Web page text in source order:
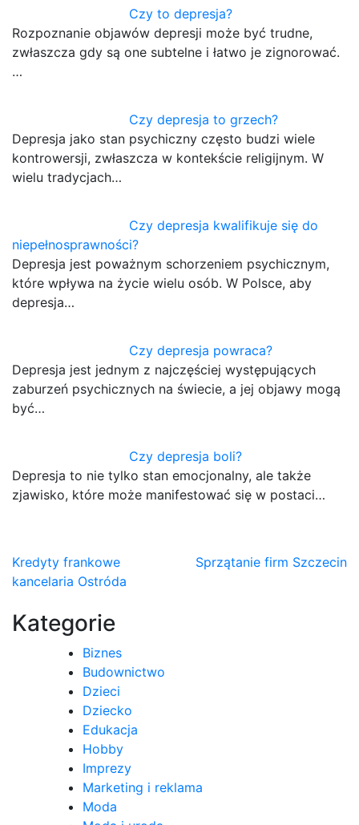
Czy to depresja?
Rozpoznanie objawów depresji może być trudne,
zwłaszcza gdy są one subtelne i łatwo je zignorować.
…
Czy depresja to grzech?
Depresja jako stan psychiczny często budzi wiele
kontrowersji, zwłaszcza w kontekście religijnym. W
wielu tradycjach…
Czy depresja kwalifikuje się do
niepełnosprawności?
Depresja jest poważnym schorzeniem psychicznym,
które wpływa na życie wielu osób. W Polsce, aby
depresja…
Czy depresja powraca?
Depresja jest jednym z najczęściej występujących
zaburzeń psychicznych na świecie, a jej objawy mogą
być…
Czy depresja boli?
Depresja to nie tylko stan emocjonalny, ale także
zjawisko, które może manifestować się w postaci…
Nawigacja
wpisu
Kredyty frankowe
kancelaria Ostróda
Sprzątanie firm Szczecin
Kategorie
Biznes
Budownictwo
Dzieci
Dziecko
Edukacja
Hobby
Imprezy
Marketing i reklama
Moda